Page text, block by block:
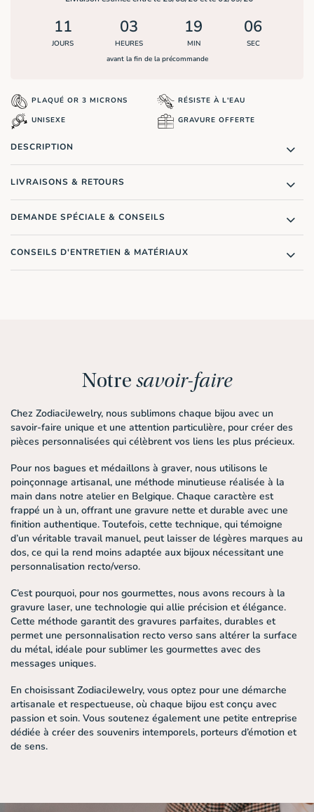
11
JOURS
03
HEURES
19
MIN
06
SEC
avant la fin de la précommande
PLAQUÉ OR 3 MICRONS
UNISEXE
RÉSISTE À L'EAU
GRAVURE OFFERTE
DESCRIPTION
LIVRAISONS & RETOURS
DEMANDE SPÉCIALE & CONSEILS
CONSEILS D'ENTRETIEN & MATÉRIAUX
Notre savoir-faire
Chez ZodiaciJewelry, nous sublimons chaque bijou avec un
savoir-faire unique et une attention particulière, pour créer des
pièces personnalisées qui célèbrent vos liens les plus précieux.
Pour nos bagues et médaillons à graver, nous utilisons le
poinçonnage artisanal, une méthode minutieuse réalisée à la
main dans notre atelier en Belgique. Chaque caractère est
frappé un à un, offrant une gravure nette et durable avec une
finition authentique. Toutefois, cette technique, qui témoigne
d’un véritable travail manuel, peut laisser de légères marques au
dos, ce qui la rend moins adaptée aux bijoux nécessitant une
personnalisation recto/verso.
C’est pourquoi, pour nos gourmettes, nous avons recours à la
gravure laser, une technologie qui allie précision et élégance.
Cette méthode garantit des gravures parfaites, durables et
permet une personnalisation recto verso sans altérer la surface
du métal, idéale pour sublimer les gourmettes avec des
messages uniques.
En choisissant ZodiaciJewelry, vous optez pour une démarche
artisanale et respectueuse, où chaque bijou est conçu avec
passion et soin. Vous soutenez également une petite entreprise
dédiée à créer des souvenirs intemporels, porteurs d’émotion et
de sens.